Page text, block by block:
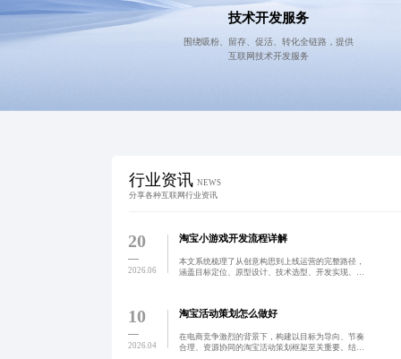
技术开发服务
围绕吸粉、留存、促活、转化全链路，提供
互联网技术开发服务
行业资讯 NEWS
分享各种互联网行业资讯
20
2026.06
淘宝小游戏开发流程详解
本文系统梳理了从创意构思到上线运营的完整路径，
涵盖目标定位、原型设计、技术选型、开发实现、测
10
2026.04
淘宝活动策划怎么做好
在电商竞争激烈的背景下，构建以目标为导向、节奏
合理、资源协同的淘宝活动策划框架至关重要。结合